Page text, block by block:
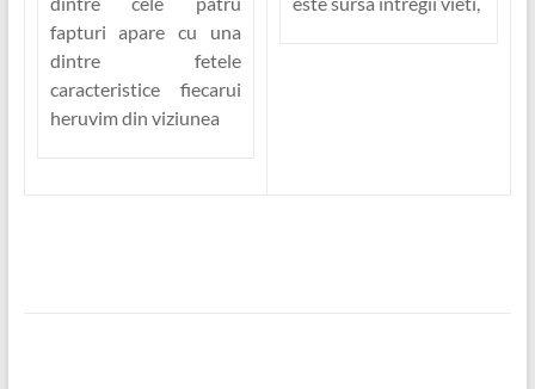
fapturi apare cu una
dintre fetele
caracteristice fiecarui
heruvim din viziunea